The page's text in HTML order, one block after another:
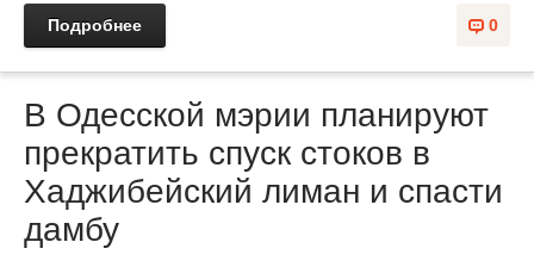
0
Подробнее
В Одесской мэрии планируют
прекратить спуск стоков в
Хаджибейский лиман и спасти
дамбу